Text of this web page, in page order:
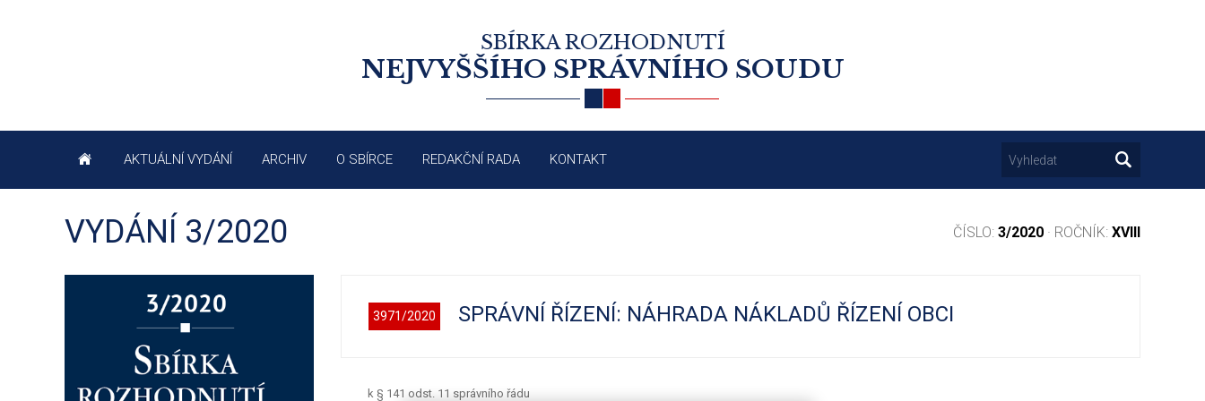
SBÍRKA ROZHODNUTÍ
NEJVYŠŠÍHO SPRÁVNÍHO SOUDU
AKTUÁLNÍ VYDÁNÍ ARCHIV O SBÍRCE REDAKČNÍ RADA KONTAKT
VYDÁNÍ 3/2020 ČÍSLO: 3/2020 · ROČNÍK: XVIII
3971/2020 SPRÁVNÍ ŘÍZENÍ: NÁHRADA NÁKLADŮ ŘÍZENÍ OBCI
k § 141 odst. 11 správního řádu